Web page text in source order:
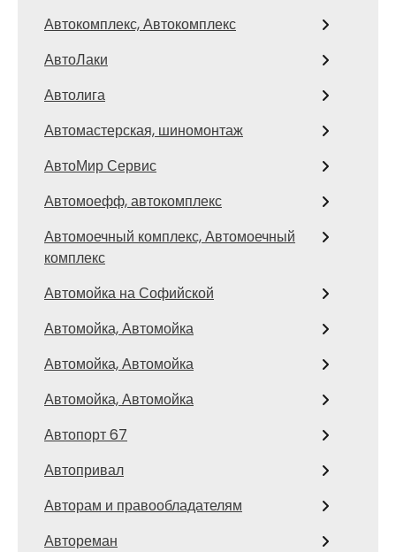
Автокомплекс, Автокомплекс
АвтоЛаки
Автолига
Автомастерская, шиномонтаж
АвтоМир Сервис
Автомоефф, автокомплекс
Автомоечный комплекс, Автомоечный
комплекс
Автомойка на Софийской
Автомойка, Автомойка
Автомойка, Автомойка
Автомойка, Автомойка
Автопорт 67
Автопривал
Авторам и правообладателям
Автореман